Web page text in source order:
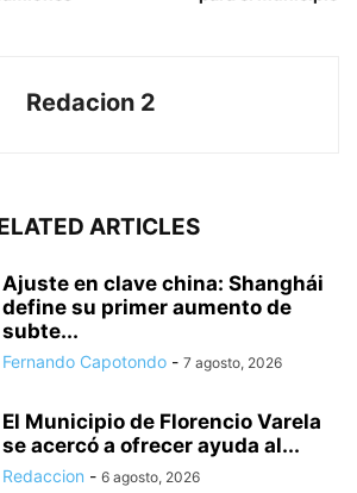
Redacion 2
ARTICLES
Ajuste en clave china: Shanghái
define su primer aumento de
subte...
Fernando Capotondo - 7 agosto, 2026
El Municipio de Florencio Varela
se acercó a ofrecer ayuda al...
Redaccion - 6 agosto, 2026